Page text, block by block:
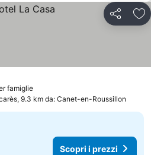
Condividi
famiglieScopri i prezzi
9.3 km da: Canet-en-Roussillon
Scopri i prezzi